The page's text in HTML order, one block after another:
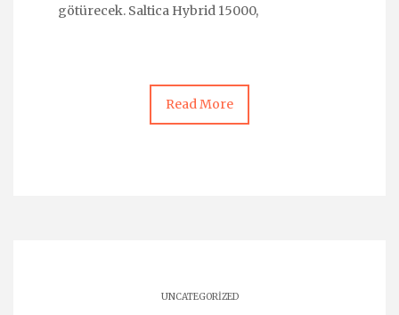
götürecek. Saltica Hybrid 15000,
Read More
UNCATEGORIZED